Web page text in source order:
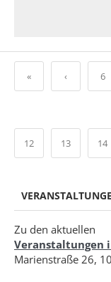
« ‹ 6
12 13 14
Zu den aktuellen
Veranstaltungen
Marienstraße 26,